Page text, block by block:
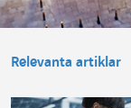
Relevanta artiklar